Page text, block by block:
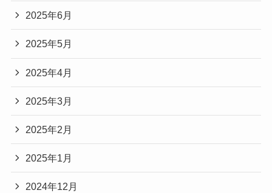
2025年6月
2025年5月
2025年4月
2025年3月
2025年2月
2025年1月
2024年12月